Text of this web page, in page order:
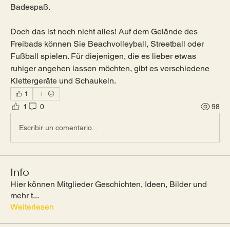
Badespaß.
Doch das ist noch nicht alles! Auf dem Gelände des
Freibads können Sie Beachvolleyball, Streetball oder
Fußball spielen. Für diejenigen, die es lieber etwas
ruhiger angehen lassen möchten, gibt es verschiedene
Klettergeräte und Schaukeln.
1
1 0 98
Escribir un comentario...
Info
Hier können Mitglieder Geschichten, Ideen, Bilder und
mehr t...
Weiterlesen